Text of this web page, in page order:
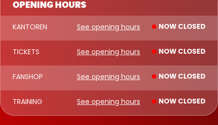
OPENING HOURS
KANTOREN See opening hours NOW CLOSED
TICKETS See opening hours NOW CLOSED
FANSHOP See opening hours NOW CLOSED
TRAINING See opening hours NOW CLOSED